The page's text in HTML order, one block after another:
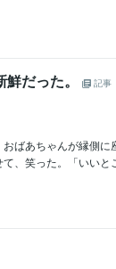
だった。
記事
ばあちゃんが縁側
、笑った。「いい